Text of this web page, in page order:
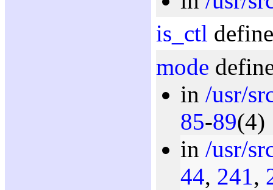
is_ctl
mode
in /usr/
85-89(4)
in /usr/
44, 241,